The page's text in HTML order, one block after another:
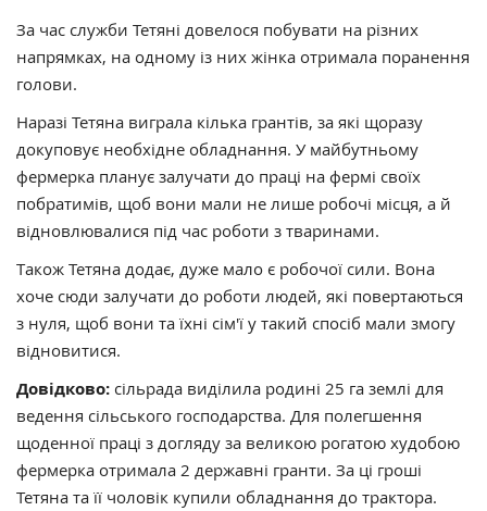
За час служби Тетяні довелося побувати на різних
напрямках, на одному із них жінка отримала поранення
голови.
Наразі Тетяна виграла кілька грантів, за які щоразу
докуповує необхідне обладнання. У майбутньому
фермерка планує залучати до праці на фермі своїх
побратимів, щоб вони мали не лише робочі місця, а й
відновлювалися під час роботи з тваринами.
Також Тетяна додає, дуже мало є робочої сили. Вона
хоче сюди залучати до роботи людей, які повертаються
з нуля, щоб вони та їхні сім'ї у такий спосіб мали змогу
відновитися.
Довідково: сільрада виділила родині 25 га землі для
ведення сільського господарства. Для полегшення
щоденної праці з догляду за великою рогатою худобою
фермерка отримала 2 державні гранти. За ці гроші
Тетяна та її чоловік купили обладнання до трактора.